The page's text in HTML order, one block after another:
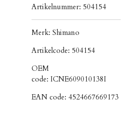
Artikelnummer: 504154
Merk: Shimano
Artikelcode: 504154
OEM
code: ICNE609010138I
EAN code: 4524667669173